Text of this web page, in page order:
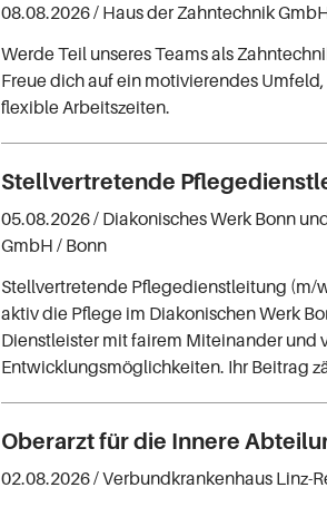
08.08.2026 / Haus der Zahntechnik
Werde Teil unseres Teams als
Freue dich auf ein motivierendes
flexible Arbeitszeiten.
Stellvertretende
05.08.2026 / Diakonisches Werk Bonn
GmbH / Bonn
Stellvertretende Pflegedienstleitung (m/
aktiv die Pflege im Diakonischen Werk
Dienstleister mit fairem Miteinander und
Entwicklungsmöglichkeiten. Ihr Beitrag
Oberarzt für die Innere
02.08.2026 /Verbundkrankenhaus Linz-